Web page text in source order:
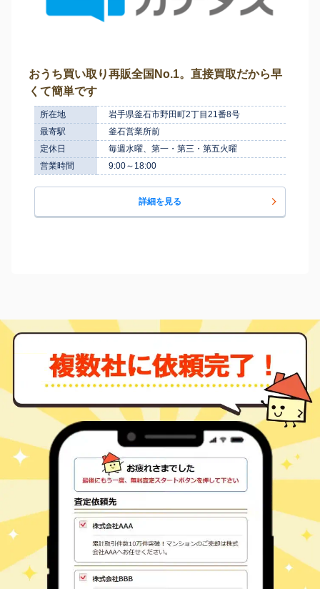
おうち買い取り再販全国No.1。直接買取だから早
くて簡単です
所在地
岩手県釜石市野田町2丁目21番8号
最寄駅
釜石営業所前
定休日
毎週水曜、第一・第三・第五火曜
営業時間
9:00～18:00
詳細を見る